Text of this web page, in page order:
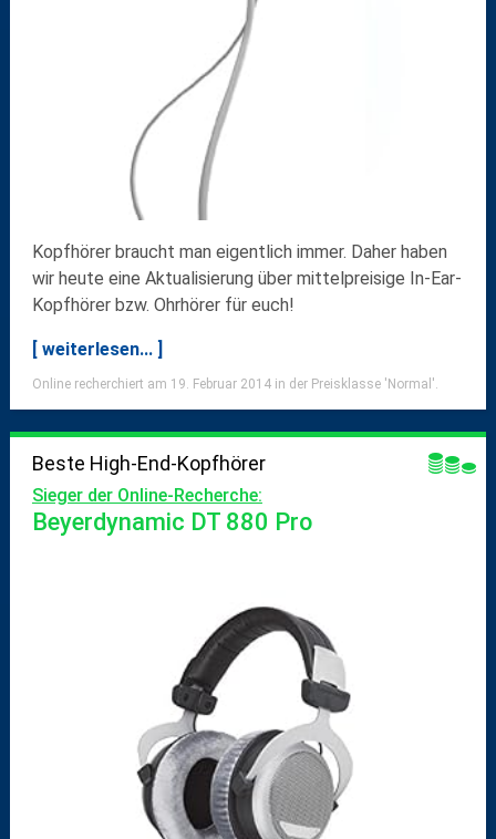
Kopfhörer braucht man eigentlich immer. Daher haben
wir heute eine Aktualisierung über mittelpreisige In-Ear-
Kopfhörerbzw. Ohrhörer für euch!
[ weiterlesen... ]
Online recherchiert am 19. Februar 2014 in der Preisklasse 'Normal'.
Beste High-End-Kopfhörer
Sieger der Online-Recherche:
Beyerdynamic DT 880 Pro